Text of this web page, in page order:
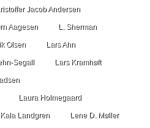
Jacob Andersen
Aagesen L. Sherman
Olsen Lars Ahn
Segall Lars Kramhøft
Laura Holmegaard
Landgren Lene D. Møller